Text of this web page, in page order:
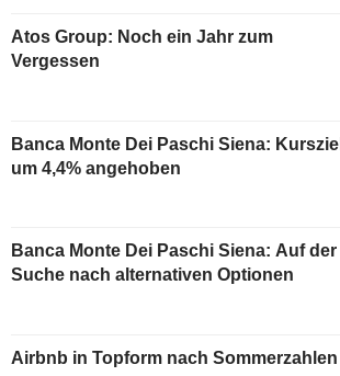
Atos Group: Noch ein Jahr zum
Vergessen
Banca Monte Dei Paschi Siena: Kursziel
um 4,4% angehoben
Banca Monte Dei Paschi Siena: Auf der
Suche nach alternativen Optionen
Airbnb in Topform nach Sommerzahlen